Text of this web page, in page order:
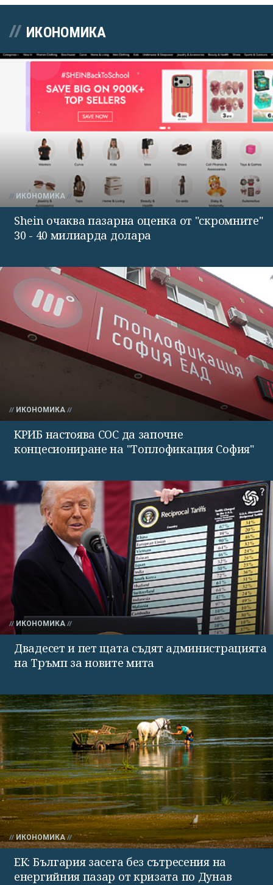
ИКОНОМИКА
ИКОНОМИКА
Shein очаква пазарна оценка от "скромните"
30 - 40 милиарда долара
ИКОНОМИКА
КРИБ настоява СОС да започне
концесиониране на "Топлофикация София"
ИКОНОМИКА
Двадесет и пет щата съдят администрацията
на Тръмп за новите мита
ИКОНОМИКА
ЕК: България засега без сътресения на
енергийния пазар от кризата по Дунав